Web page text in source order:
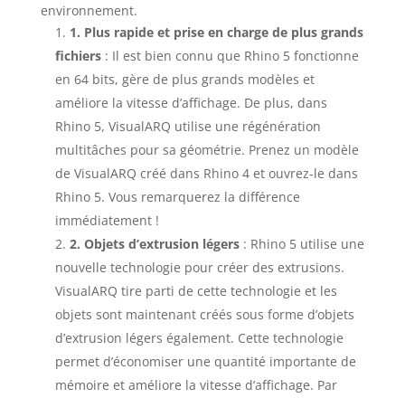
environnement.
1. Plus rapide et prise en charge de plus grands
fichiers : Il est bien connu que Rhino 5 fonctionne
en 64 bits, gère de plus grands modèles et
améliore la vitesse d’affichage. De plus, dans
Rhino 5, VisualARQ utilise une régénération
multitâches pour sa géométrie. Prenez un modèle
de VisualARQ créé dans Rhino 4 et ouvrez-le dans
Rhino 5. Vous remarquerez la différence
immédiatement !
2. Objets d’extrusion légers : Rhino 5 utilise une
nouvelle technologie pour créer des extrusions.
VisualARQ tire parti de cette technologie et les
objets sont maintenant créés sous forme d’objets
d’extrusion légers également. Cette technologie
permet d’économiser une quantité importante de
mémoire et améliore la vitesse d’affichage. Par